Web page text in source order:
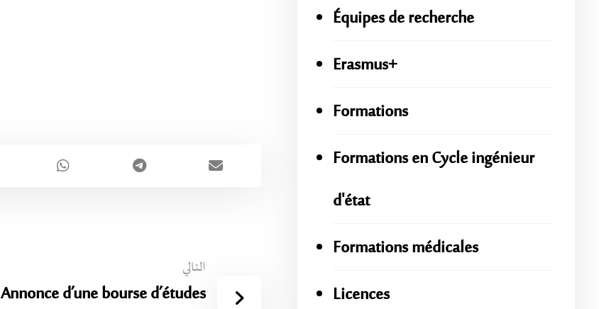
التالي
Annonce d’une bourse d’études
Équipes de recherche
Erasmus+
Formations
Formations en Cycle ingénieur
d'état
Formations médicales
Licences